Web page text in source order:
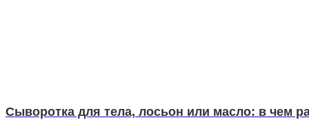
Сыворотка для тела, лосьон или масло: в чем